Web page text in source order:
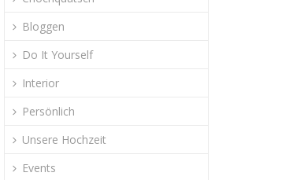
Bloggen
Do It Yourself
Interior
Persönlich
Unsere Hochzeit
Events